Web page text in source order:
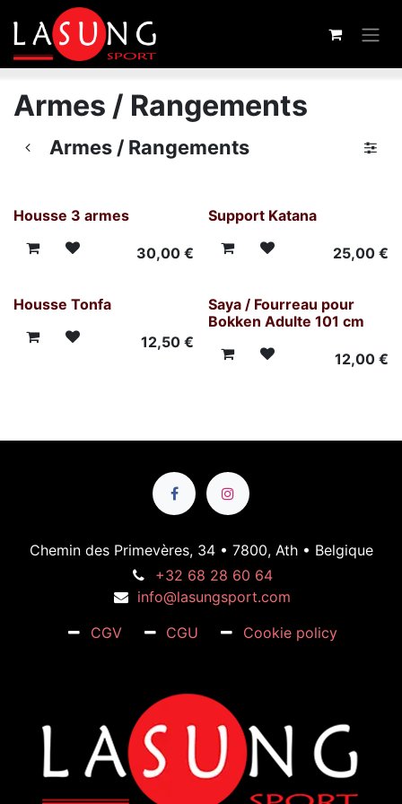
Overslaan naar inhoud
Armes / Rangements
Armes / Rangements
Housse 3 armes
30,00€
Support Katana
25,00€
Housse Tonfa
12,50€
Saya / Fourreau pour
Bokken Adulte 101 cm
12,00€
Chemin des Primevères, 34 • 7800, Ath • Belgique
+32 68 28 60 64
info@lasungsport.com
CGV
CGU Cookie policy